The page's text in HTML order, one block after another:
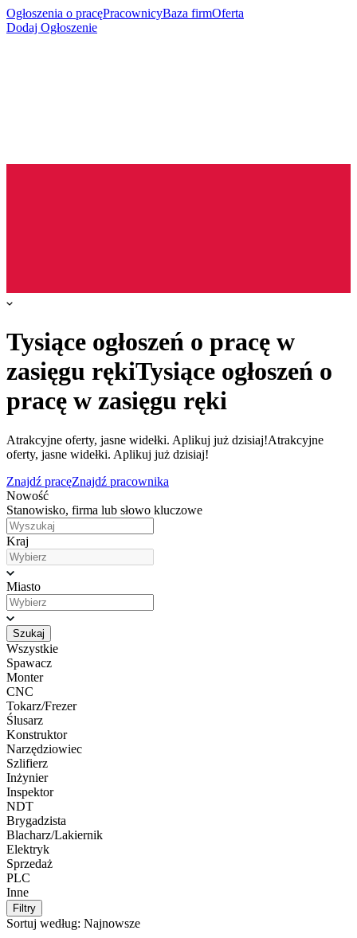
Ogłoszenia o pracęPracownicyBaza firmOferta
Dodaj Ogłoszenie
Tysiące ogłoszeń o pracę w
zasięgu rękiTysiące ogłoszeń o
pracę w zasięgu ręki
Atrakcyjne oferty, jasne widełki. Aplikuj już dzisiaj!Atrakcyjne
oferty, jasne widełki. Aplikuj już dzisiaj!
Znajdź pracęZnajdź pracownika
Nowość
Stanowisko, firma lub słowo kluczowe
Kraj
Miasto
Szukaj
Wszystkie
Spawacz
Monter
CNC
Tokarz/Frezer
Ślusarz
Konstruktor
Narzędziowiec
Szlifierz
Inżynier
Inspektor
NDT
Brygadzista
Blacharz/Lakiernik
Elektryk
Sprzedaż
PLC
Inne
Filtry
Sortuj według: Najnowsze